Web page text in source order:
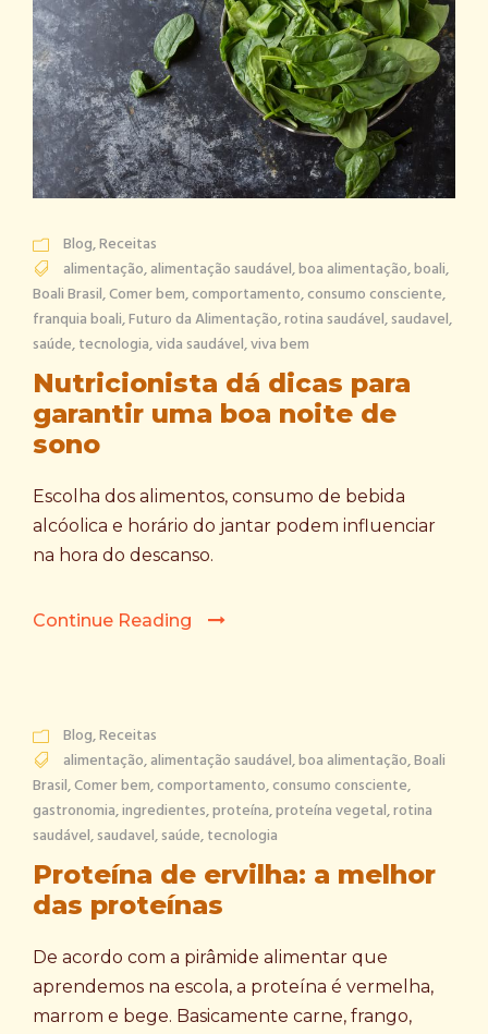
Blog,Receitas
alimentação,alimentação saudável,boa alimentação,boali,
Boali Brasil,Comer bem,comportamento,consumo consciente,
franquia boali,Futuro da Alimentação,rotina saudável,saudavel,
saúde,tecnologia,vida saudável,viva bem
Nutricionista dá dicas para
garantir uma boa noite de
sono
Escolha dos alimentos, consumo de bebida
alcóolica e horário do jantar podem influenciar
na hora do descanso.
Continue Reading
Blog,Receitas
alimentação,alimentação saudável,boa alimentação,Boali
Brasil,Comer bem,comportamento,consumo consciente,
gastronomia,ingredientes,proteína,proteína vegetal,rotina
saudável,saudavel,saúde,tecnologia
Proteína de ervilha: a melhor
das proteínas
De acordo com a pirâmide alimentar que
aprendemos na escola, a proteína é vermelha,
marrom e bege. Basicamente carne, frango,